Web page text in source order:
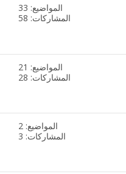
مشاهدة
تغذيات
المواضيع: 33
المشاركات: 58
مشاهدة
تغذيات
المواضيع: 21
المشاركات: 28
مشاهدة
تغذيات
المواضيع: 2
المشاركات: 3